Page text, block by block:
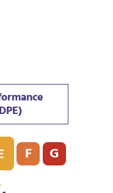
(DPE) : E -
F G